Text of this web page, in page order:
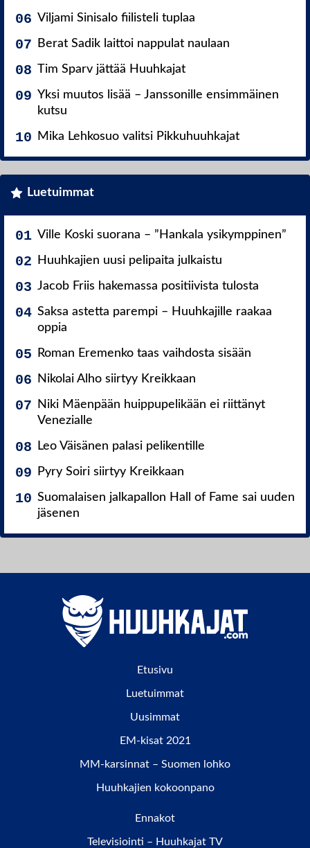
Viljami Sinisalo fiilisteli tuplaa
Berat Sadik laittoi nappulat naulaan
Tim Sparv jättää Huuhkajat
Yksi muutos lisää – Janssonille ensimmäinen
kutsu
Mika Lehkosuo valitsi Pikkuhuuhkajat
Luetuimmat
Ville Koski suorana – ”Hankala ysikymppinen”
Huuhkajien uusi pelipaita julkaistu
Jacob Friis hakemassa positiivista tulosta
Saksa astetta parempi – Huuhkajille raakaa
oppia
Roman Eremenko taas vaihdosta sisään
Nikolai Alho siirtyy Kreikkaan
Niki Mäenpään huippupelikään ei riittänyt
Venezialle
Leo Väisänen palasi pelikentille
Pyry Soiri siirtyy Kreikkaan
Suomalaisen jalkapallon Hall of Fame sai uuden
jäsenen
Etusivu
Luetuimmat
Uusimmat
EM-kisat 2021
MM-karsinnat – Suomen lohko
Huuhkajien kokoonpano
Ennakot
Televisiointi – Huuhkajat TV